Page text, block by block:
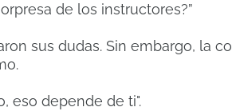
de los instructores?”
sus dudas. Sin embargo, la
eso depende de ti".